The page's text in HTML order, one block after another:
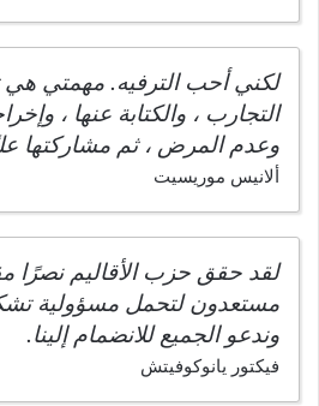
لكني أحب الترفيه. مهمتي
التجارب ، والكتابة عنها ،
وعدم المرض ، ثم مشاركتها
ألانيس موريسيت
لقد حقق حزب الأقاليم نصرًا
مستعدون لتحمل مسؤولية
وندعو الجميع للانضمام إلينا.
فيكتور يانوكوفيتش